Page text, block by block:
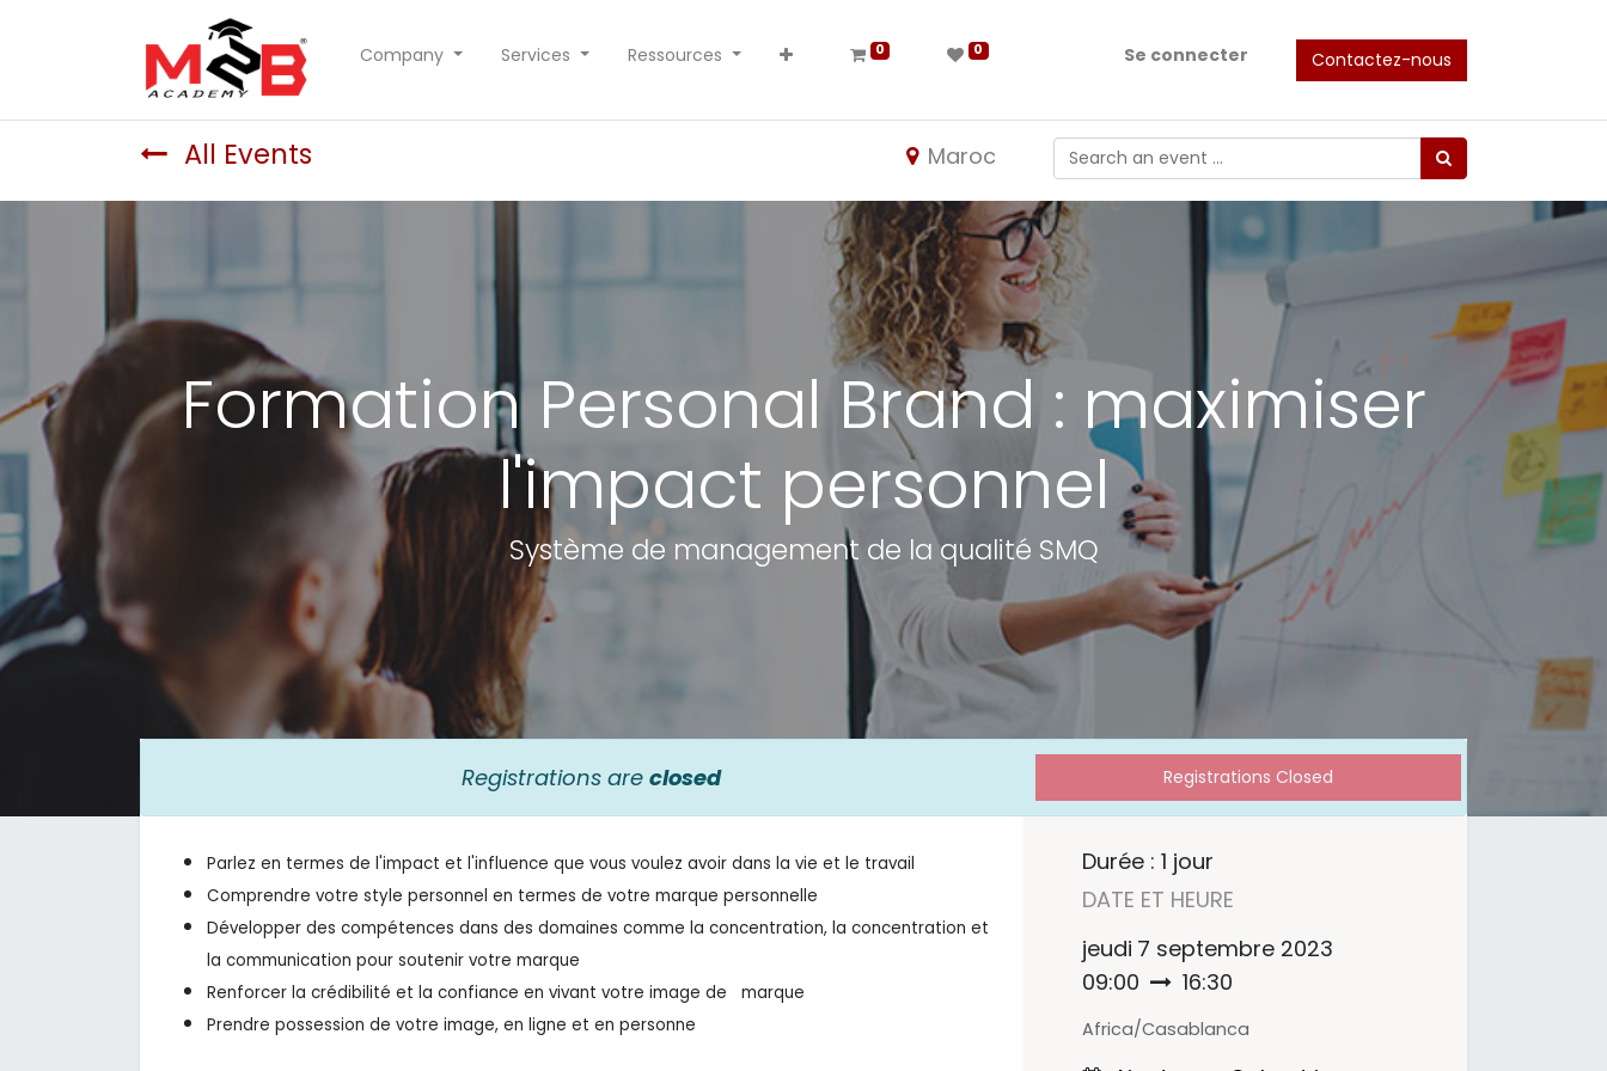
Company Services Ressources 0 0 Se connecter Contactez-nous
All Events Maroc
Formation Personal Brand : maximiser
l'impact personnel
Système de management de la qualité SMQ
Registrations are closed Registrations Closed
Parlez en termes de l'impact et l'influence que vous voulez avoir dans la vie et le travail
Comprendre votre style personnel en termes de votre marque personnelle
Développer des compétences dans des domaines comme la concentration, la concentration et
la communication pour soutenir votre marque
Renforcer la crédibilité et la confiance en vivant votre image de marque
Prendre possession de votre image, en ligne et en personne
Durée : 1 jour
DATE ET HEURE
jeudi 7 septembre 2023
09:00
16:30
Africa/Casablanca